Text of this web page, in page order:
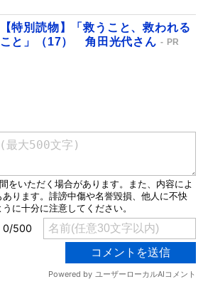
【特別読物】「救うこと、救われる
こと」（17） 角田光代さん
PR